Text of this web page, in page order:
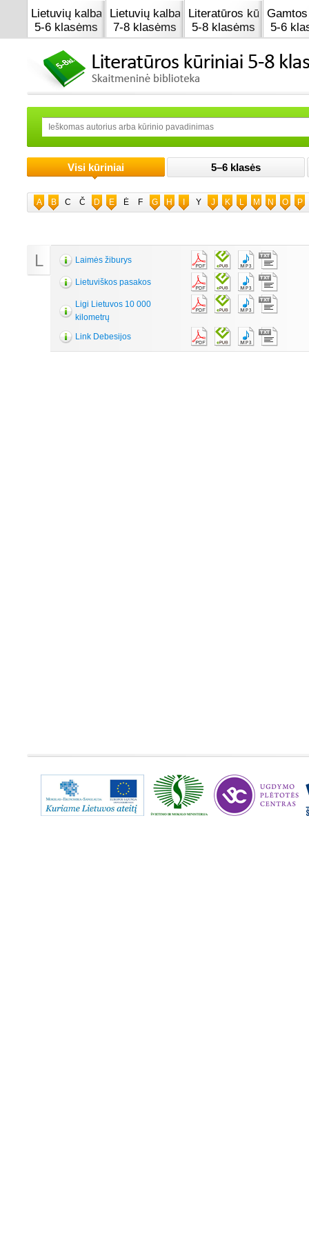
Lietuvių kalba
5-6 klasėms
Lietuvių kalba
7-8 klasėms
Literatūros kūrinai
5-8 klasėms
5-6
Visi kūriniai 5–6 klasės
A B C Č D E Ė F G H Y J K L M N O P
L Laimės žiburys
Lietuviškos pasakos
Ligi Lietuvos 10 000
kilometrų
Link Debesijos